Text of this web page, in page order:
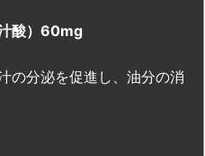
酸）60mg
の分泌を促進し、油分の消